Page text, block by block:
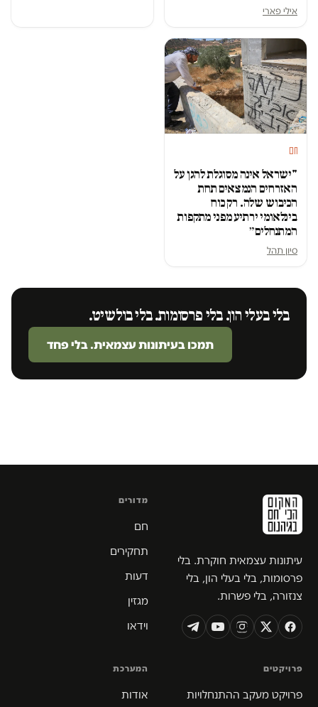
אילי פארי
חם
"ישראל אינה מסוגלת להגן על
האזרחים הנמצאים תחת
הכיבוש שלה. רק כוח
בינלאומי ירתיע מפני מתקפות
המתנחלים״
סיון תהל
בלי בעלי הון. בלי פרסומות. בלי בולשיט.
תמכו בעיתונות עצמאית. בלי פחד
עיתונות עצמאית חוקרת. בלי
פרסומות, בלי בעלי הון, בלי
צנזורה, בלי פשרות.
מדורים
חם
תחקירים
דעות
מגזין
וידאו
פרויקטים
פרויקט מעקב ההתנחלויות
המערכת
אודות